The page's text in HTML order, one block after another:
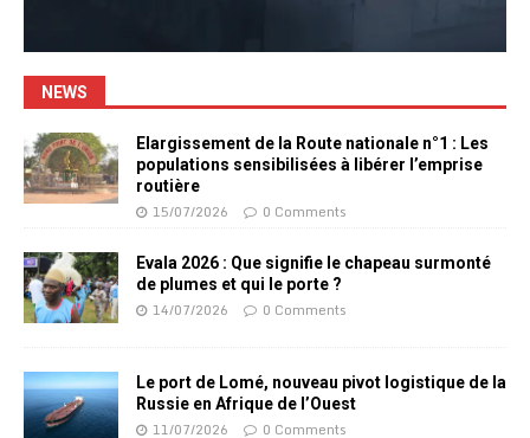
NEWS
Elargissement de la Route nationale n°1 : Les
populations sensibilisées à libérer l’emprise
routière
15/07/2026 0 Comments
Evala 2026 : Que signifie le chapeau surmonté
de plumes et qui le porte ?
14/07/2026 0 Comments
Le port de Lomé, nouveau pivot logistique de la
Russie en Afrique de l’Ouest
11/07/2026 0 Comments